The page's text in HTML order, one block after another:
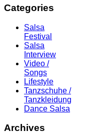
Categories
Salsa
Festival
Salsa
Interview
Video /
Songs
Lifestyle
Tanzschuhe /
Tanzkleidung
Dance Salsa
Archives